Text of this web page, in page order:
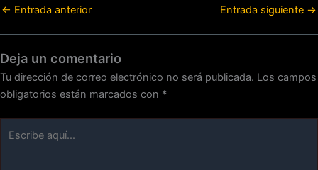
← Entrada anterior Entrada siguiente →
Deja un comentario
Tu dirección de correo electrónico no será publicada. Los campos
obligatorios están marcados con *
aquí...